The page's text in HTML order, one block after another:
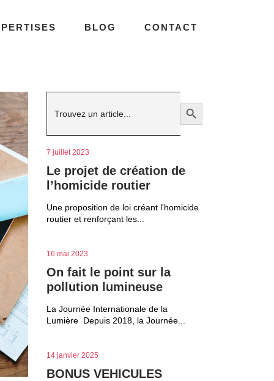
BLOG CONTACT
Search
Search Button
7 juillet 2023
Le projet de création de
l’homicide routier
Une proposition de loi créant l'homicide
routier et renforçant les...
16 mai 2023
On fait le point sur la
pollution lumineuse
La Journée Internationale de la
Lumière Depuis 2018, la Journée...
14 janvier 2025
BONUS VEHICULES